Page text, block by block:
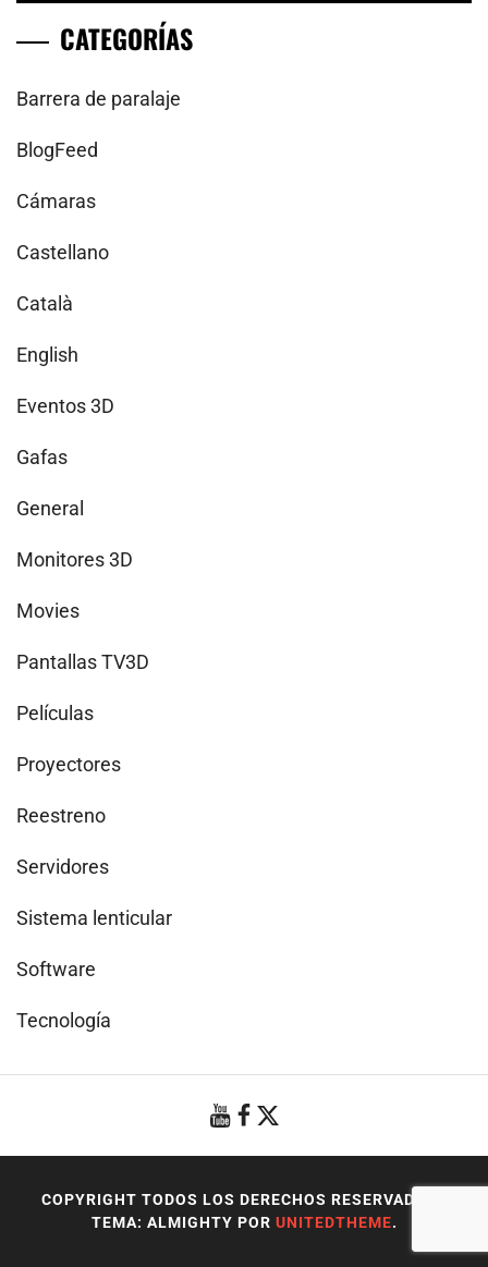
CATEGORÍAS
Barrera de paralaje
BlogFeed
Cámaras
Castellano
Català
English
Eventos 3D
Gafas
General
Monitores 3D
Movies
Pantallas TV3D
Películas
Proyectores
Reestreno
Servidores
Sistema lenticular
Software
Tecnología
COPYRIGHT TODOS LOS DERECHOS RESERVADOS
TEMA: ALMIGHTY POR UNITEDTHEME.